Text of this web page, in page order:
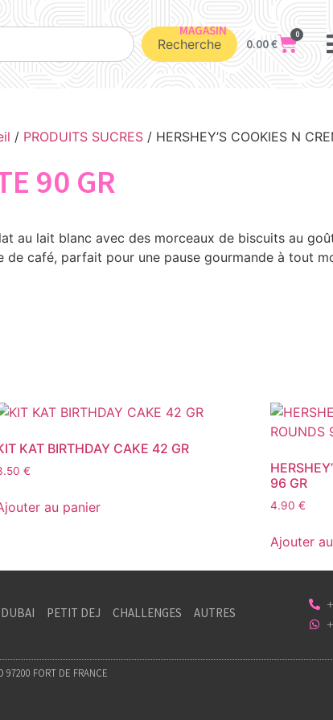
Recherche
MAGASIN
0.00€
0
/ PRODUITS SUCRES / HERSHEY’S COOKIES N
90 GR
au lait blanc avec des morceaux de biscuits au
café, parfait pour une pause gourmande à tout
KAT BIRTHDAY CAKE 42 GR
€
au panier
96 GR
4.90 €
Ajouter
PETIT DEJ CHALLENGES AUTRES
97200 FORT DE FRANCE